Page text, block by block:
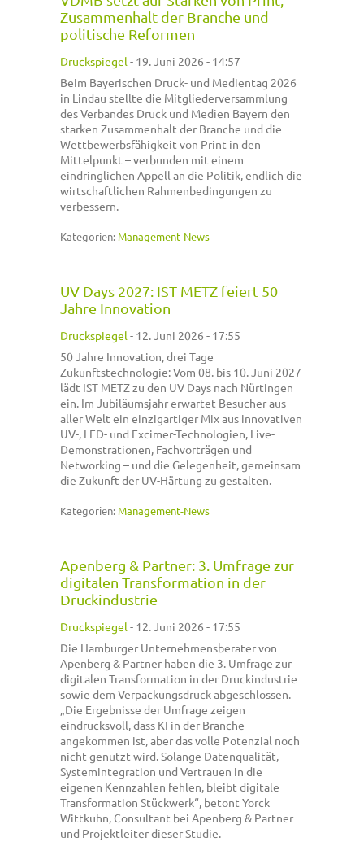
Zusammenhalt der Branche und
politische Reformen
Druckspiegel - 19. Juni 2026 - 14:57
Beim Bayerischen Druck- und Medientag 2026
in Lindau stellte die Mitgliederversammlung
des Verbandes Druck und Medien Bayern den
starken Zusammenhalt der Branche und die
Wettbewerbsfähigkeit von Print in den
Mittelpunkt – verbunden mit einem
eindringlichen Appell an die Politik, endlich die
wirtschaftlichen Rahmenbedingungen zu
verbessern.
Kategorien: Management-News
UV Days 2027: IST METZ feiert 50
Jahre Innovation
Druckspiegel - 12. Juni 2026 - 17:55
50 Jahre Innovation, drei Tage
Zukunftstechnologie: Vom 08. bis 10. Juni 2027
lädt IST METZ zu den UV Days nach Nürtingen
ein. Im Jubiläumsjahr erwartet Besucher aus
aller Welt ein einzigartiger Mix aus innovativen
UV-, LED- und Excimer-Technologien, Live-
Demonstrationen, Fachvorträgen und
Networking – und die Gelegenheit, gemeinsam
die Zukunft der UV-Härtung zu gestalten.
Kategorien: Management-News
Apenberg & Partner: 3. Umfrage zur
digitalen Transformation in der
Druckindustrie
Druckspiegel - 12. Juni 2026 - 17:55
Die Hamburger Unternehmensberater von
Apenberg & Partner haben die 3. Umfrage zur
digitalen Transformation in der Druckindustrie
sowie dem Verpackungsdruck abgeschlossen.
„Die Ergebnisse der Umfrage zeigen
eindrucksvoll, dass KI in der Branche
angekommen ist, aber das volle Potenzial noch
nicht genutzt wird. Solange Datenqualität,
Systemintegration und Vertrauen in die
eigenen Kennzahlen fehlen, bleibt digitale
Transformation Stückwerk“, betont Yorck
Wittkuhn, Consultant bei Apenberg & Partner
und Projektleiter dieser Studie.